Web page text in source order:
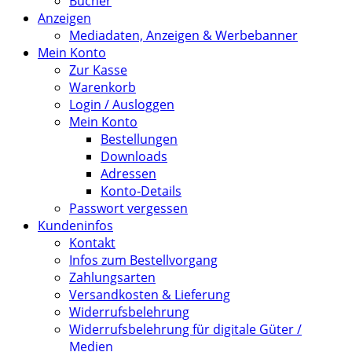
Anzeigen
Mediadaten, Anzeigen & Werbebanner
Mein Konto
Zur Kasse
Warenkorb
Login / Ausloggen
Mein Konto
Bestellungen
Downloads
Adressen
Konto-Details
Passwort vergessen
Kundeninfos
Kontakt
Infos zum Bestellvorgang
Zahlungsarten
Versandkosten & Lieferung
Widerrufsbelehrung
Widerrufsbelehrung für digitale Güter /
Medien